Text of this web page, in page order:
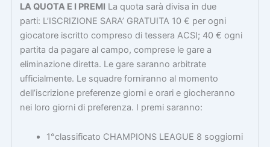
LA QUOTA E I PREMI La quota sarà divisa in due
parti: L’ISCRIZIONE SARA’ GRATUITA 10 € per ogni
giocatore iscritto compreso di tessera ACSI; 40 € ogni
partita da pagare al campo, comprese le gare a
eliminazione diretta. Le gare saranno arbitrate
ufficialmente. Le squadre forniranno al momento
dell’iscrizione preferenze giorni e orari e giocheranno
nei loro giorni di preferenza. I premi saranno:
1°classificato CHAMPIONS LEAGUE 8 soggiorni